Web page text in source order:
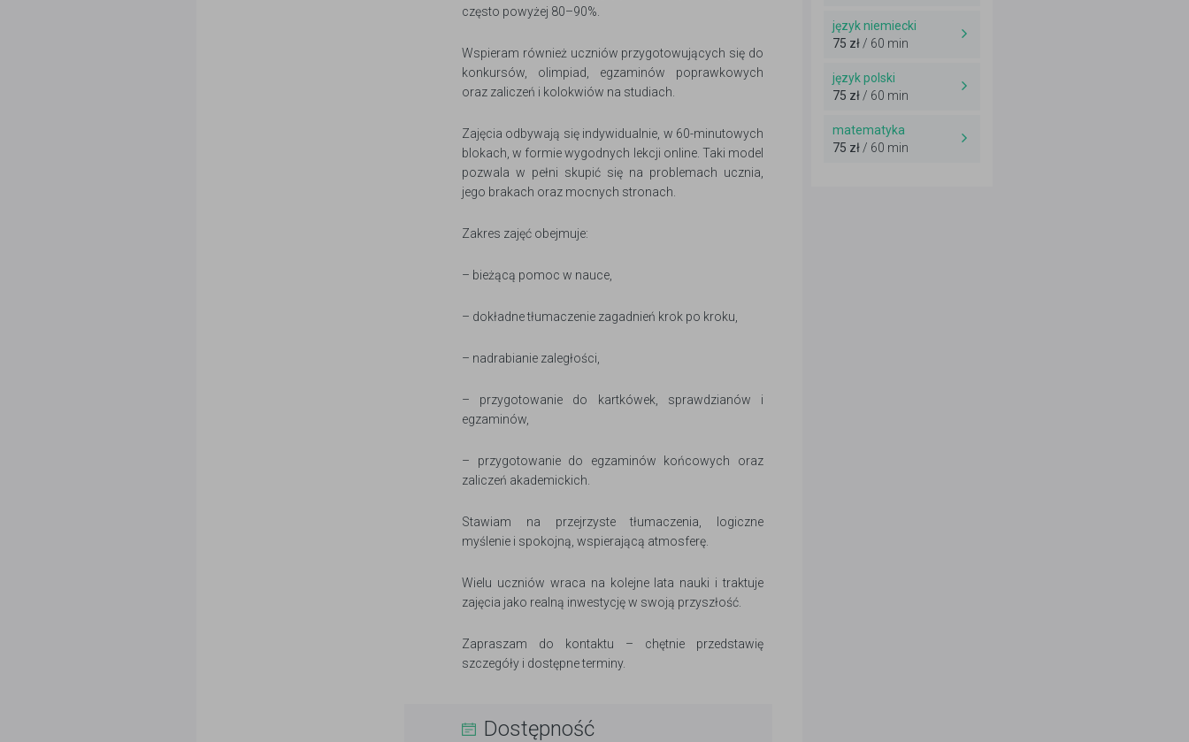
często powyżej 80–90%.
Wspieram również uczniów przygotowujących się do
konkursów, olimpiad, egzaminów poprawkowych
oraz zaliczeń i kolokwiów na studiach.
Zajęcia odbywają się indywidualnie, w 60-minutowych
blokach, w formie wygodnych lekcji online. Taki model
pozwala w pełni skupić się na problemach ucznia,
jego brakach oraz mocnych stronach.
Zakres zajęć obejmuje:
– bieżącą pomoc w nauce,
– dokładne tłumaczenie zagadnień krok po kroku,
– nadrabianie zaległości,
– przygotowanie do kartkówek, sprawdzianów i
egzaminów,
– przygotowanie do egzaminów końcowych oraz
zaliczeń akademickich.
Stawiam na przejrzyste tłumaczenia, logiczne
myślenie i spokojną, wspierającą atmosferę.
Wielu uczniów wraca na kolejne lata nauki i traktuje
zajęcia jako realną inwestycję w swoją przyszłość.
Zapraszam do kontaktu – chętnie przedstawię
szczegóły i dostępne terminy.
Dostępność
język niemiecki
75 zł / 60 min
język polski
75 zł / 60 min
matematyka
75 zł / 60 min